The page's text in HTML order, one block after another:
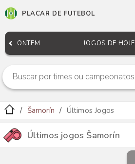
PLACAR DE FUTEBOL
ONTEM JOGOS DE HOJE
Šamorín Últimos Jogos
Últimos jogos Šamorín